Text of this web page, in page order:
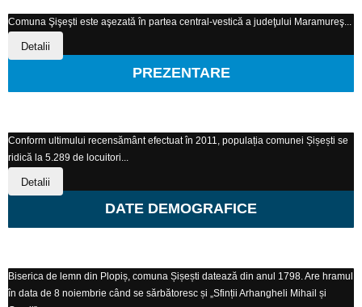
Comuna Şişeşti este aşezată în partea central-vestică a judeţului Maramureş...
Detalii
PREZENTARE
Conform ultimului recensământ efectuat în 2011, populația comunei Șișești se
ridică la 5.289 de locuitori...
Detalii
DATE DEMOGRAFICE
Biserica de lemn din Plopiș, comuna Șișești datează din anul 1798. Are hramul
în data de 8 noiembrie când se sărbătoresc și „Sfinții Arhangheli Mihail și